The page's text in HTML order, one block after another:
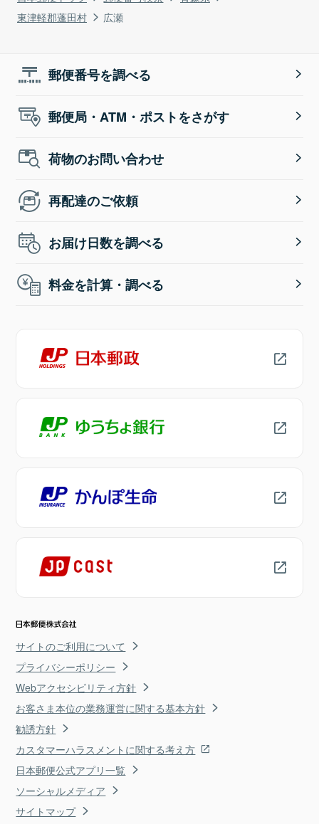
東津軽郡蓬田村
広瀬
郵便番号を調べる
郵便局・ATM・ポストをさがす
荷物のお問い合わせ
再配達のご依頼
お届け日数を調べる
料金を計算・調べる
サイトのご利用について
プライバシーポリシー
Webアクセシビリティ方針
お客さま本位の業務運営に関する基本方針
勧誘方針
カスタマーハラスメントに関する考え方
日本郵便公式アプリ一覧
ソーシャルメディア
サイトマップ